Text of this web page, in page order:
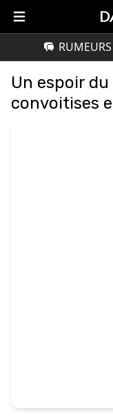
RUMEURS
Un espoir
convoitises